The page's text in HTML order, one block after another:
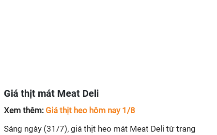
Giá thịt mát Meat Deli
Xem thêm: Giá thịt heo hôm nay 1/8
Sáng ngày (31/7), giá thịt heo mát Meat Deli từ trang